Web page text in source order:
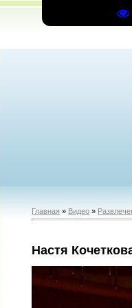
Главная » Видео »
Настя